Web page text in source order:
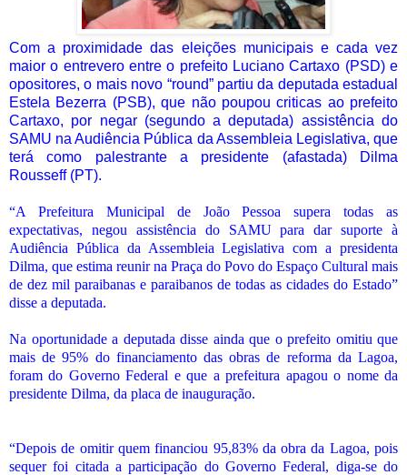
Com a proximidade das eleições municipais e cada vez
maior o entrevero entre o prefeito Luciano Cartaxo (PSD) e
opositores, o mais novo “round” partiu da deputada estadual
Estela Bezerra (PSB), que não poupou criticas ao prefeito
Cartaxo, por negar (segundo a deputada) assistência do
SAMU na Audiência Pública da Assembleia Legislativa, que
terá como palestrante a presidente (afastada) Dilma
Rousseff (PT).
“A Prefeitura Municipal de João Pessoa supera todas as
expectativas, negou assistência do SAMU para dar suporte à
Audiência Pública da Assembleia Legislativa com a presidenta
Dilma, que estima reunir na Praça do Povo do Espaço Cultural mais
de dez mil paraibanas e paraibanos de todas as cidades do Estado”
disse a deputada.
Na oportunidade a deputada disse ainda que o prefeito omitiu que
mais de 95% do financiamento das obras de reforma da Lagoa,
foram do Governo Federal e que a prefeitura apagou o nome da
presidente Dilma, da placa de inauguração.
“Depois de omitir quem financiou 95,83% da obra da Lagoa, pois
sequer foi citada a participação do Governo Federal, diga-se do